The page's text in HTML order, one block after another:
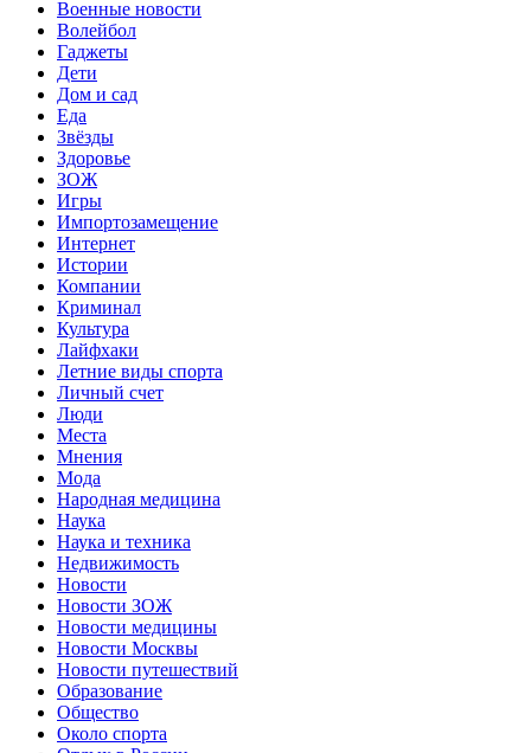
Военные новости
Волейбол
Гаджеты
Дети
Дом и сад
Еда
Звёзды
Здоровье
ЗОЖ
Игры
Импортозамещение
Интернет
Истории
Компании
Криминал
Культура
Лайфхаки
Летние виды спорта
Личный счет
Люди
Места
Мнения
Мода
Народная медицина
Наука
Наука и техника
Недвижимость
Новости
Новости ЗОЖ
Новости медицины
Новости Москвы
Новости путешествий
Образование
Общество
Около спорта